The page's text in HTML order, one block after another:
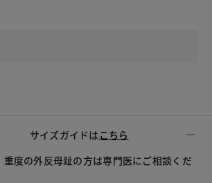
サイズガイドは こちら
度の外反母趾の方は専門医にご相談くだ